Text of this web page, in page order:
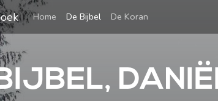
Home (current)
De Bijbel De Koran